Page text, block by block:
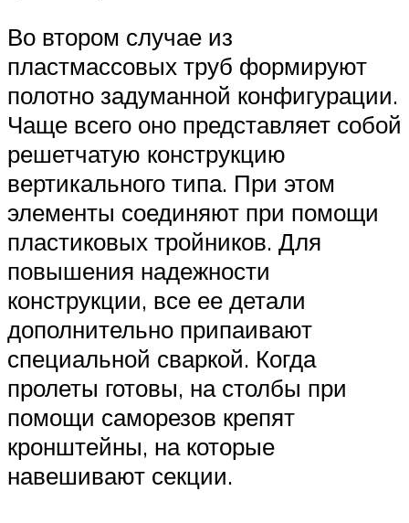
Во втором случае из
пластмассовых труб формируют
полотно задуманной конфигурации.
Чаще всего оно представляет собой
решетчатую конструкцию
вертикального типа. При этом
элементы соединяют при помощи
пластиковых тройников. Для
повышения надежности
конструкции, все ее детали
дополнительно припаивают
специальной сваркой. Когда
пролеты готовы, на столбы при
помощи саморезов крепят
кронштейны, на которые
навешивают секции.